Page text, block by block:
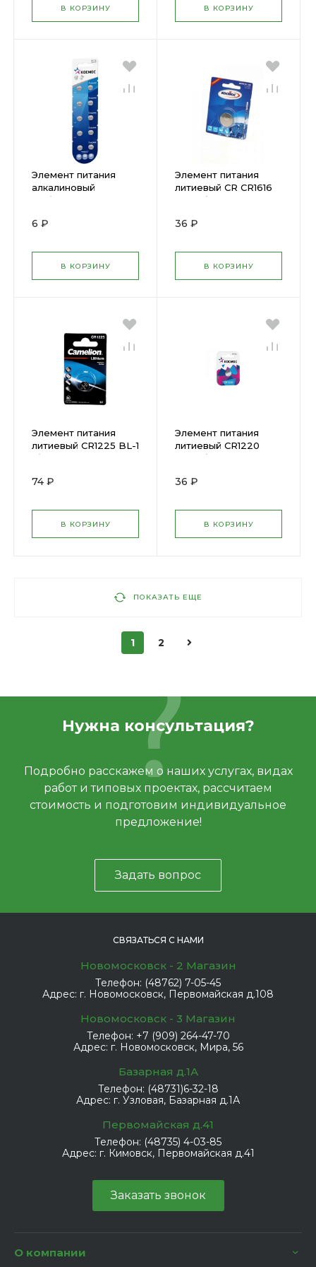
В КОРЗИНУ В КОРЗИНУ
Элемент питания
алкалиновый
"таблетка" AG3 LR41)
305171 )
6 ₽
В КОРЗИНУ
Элемент питания
литиевый CR CR1616
1хBL (блист.1шт)
36 ₽
В КОРЗИНУ
Элемент питания
литиевый CR1225 BL-1
(блист.1шт) Camelion
74 ₽
В КОРЗИНУ
Элемент питания
литиевый CR1220
1хBL (блист.1шт)
36 ₽
В КОРЗИНУ
ПОКАЗАТЬ ЕЩЕ
1 2
Нужна консультация?
Подробно расскажем о наших услугах, видах
работ и типовых проектах, рассчитаем
стоимость и подготовим индивидуальное
предложение!
Задать вопрос
СВЯЗАТЬСЯ С НАМИ
Новомосковск - 2 Магазин
Телефон: (48762) 7-05-45
Адрес: г. Новомосковск, Первомайская д.108
Новомосковск - 3 Магазин
Телефон: +7 (909) 264-47-70
Адрес: г. Новомосковск, Мира, 56
Базарная д.1А
Телефон: (48731)6-32-18
Адрес: г. Узловая, Базарная д.1А
Первомайская д.41
Телефон: (48735) 4-03-85
Адрес: г. Кимовск, Первомайская д.41
Заказать звонок
О компании